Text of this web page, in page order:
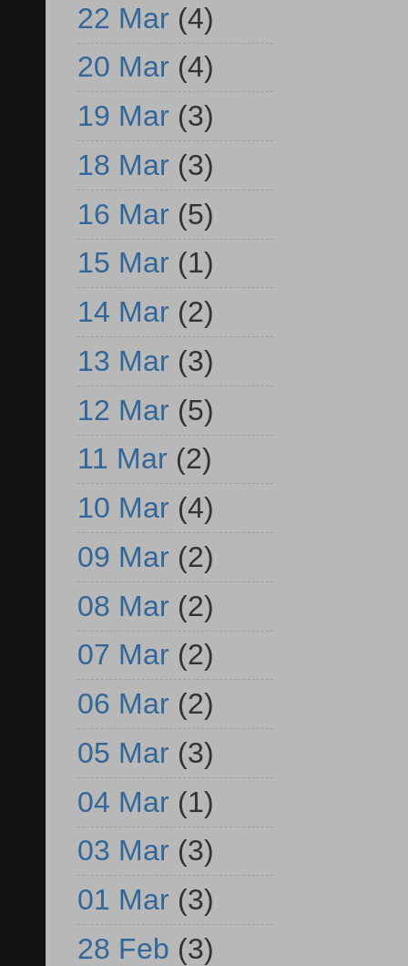
22 Mar (4)
20 Mar (4)
19 Mar (3)
18 Mar (3)
16 Mar (5)
15 Mar (1)
14 Mar (2)
13 Mar (3)
12 Mar (5)
11 Mar (2)
10 Mar (4)
09 Mar (2)
08 Mar (2)
07 Mar (2)
06 Mar (2)
05 Mar (3)
04 Mar (1)
03 Mar (3)
01 Mar (3)
28 Feb (3)